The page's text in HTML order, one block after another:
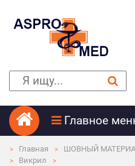
Главное
Главная ШОВНЫЙ
Викрил